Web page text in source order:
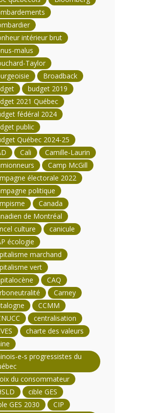
intérieur brut
malus
Taylor
Broadback
budget 2019
2021 Québec
fédéral 2024
public
Québec 2024-25
Cali
Camille-Laurin
Camp McGill
électorale 2022
politique
Canada
de Montréal
culture
canicule
écologie
marchand
vert
CAQ
Carney
CCMM
centralisation
charte des valeurs
e-s progressistes du
du consommateur
cible GES
GES 2030
CIP